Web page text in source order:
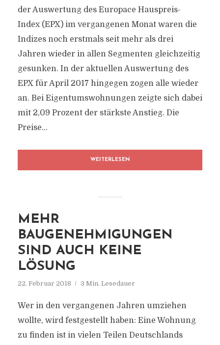
der Auswertung des Europace Hauspreis-
Index (EPX) im vergangenen Monat waren die
Indizes noch erstmals seit mehr als drei
Jahren wieder in allen Segmenten gleichzeitig
gesunken. In der aktuellen Auswertung des
EPX für April 2017 hingegen zogen alle wieder
an. Bei Eigentumswohnungen zeigte sich dabei
mit 2,09 Prozent der stärkste Anstieg. Die
Preise...
WEITERLESEN
MEHR
BAUGENEHMIGUNGEN
SIND AUCH KEINE
LÖSUNG
22. Februar 2018 3 Min. Lesedauer
Wer in den vergangenen Jahren umziehen
wollte, wird festgestellt haben: Eine Wohnung
zu finden ist in vielen Teilen Deutschlands